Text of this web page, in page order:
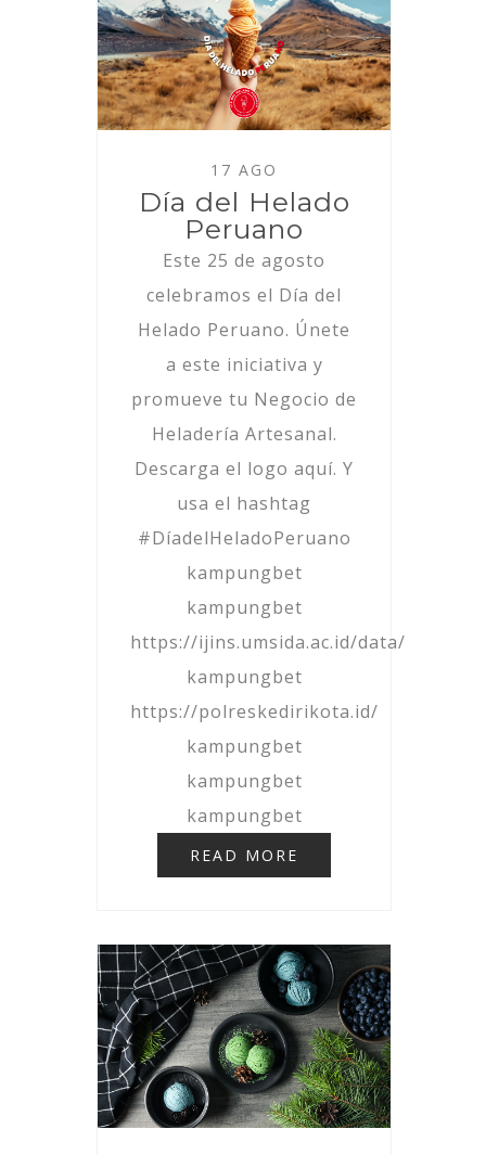
17 AGO
Día del Helado
Peruano
Este 25 de agosto
celebramos el Día del
Helado Peruano. Únete
a este iniciativa y
promueve tu Negocio de
Heladería Artesanal.
Descarga el logo aquí. Y
usa el hashtag
#DíadelHeladoPeruano
kampungbet
kampungbet
https://ijins.umsida.ac.id/data/
kampungbet
https://polreskedirikota.id/
kampungbet
kampungbet
kampungbet
READ MORE